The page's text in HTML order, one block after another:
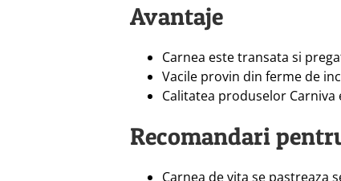
Avantaje
Carnea este transata si
Vacile provin din ferme de
Calitatea produselor Carniva
Recomandari
Carnea de vita se pastreaza